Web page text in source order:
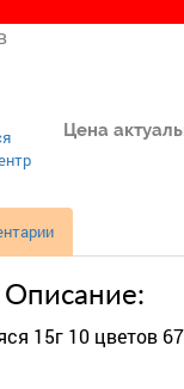
Цена
Описание:
15г 10 цветов